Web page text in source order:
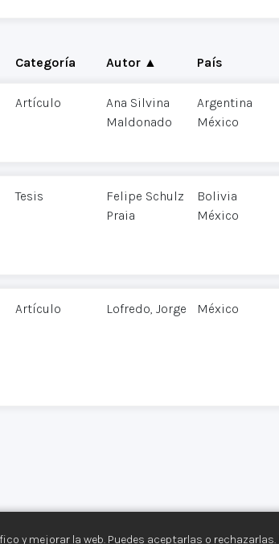
y mejorar la web. Puedes aceptarlas o rechazarlas.
Categoría Autor ▲ País
Artículo
Ana Silvina
Maldonado
Argentina
México
Tesis
Felipe Schulz
Praia
Bolivia
México
Artículo Lofredo, Jorge México